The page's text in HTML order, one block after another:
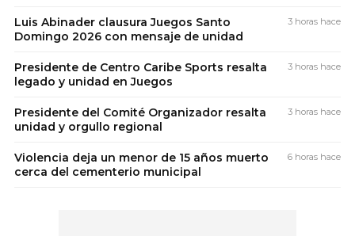
Luis Abinader clausura Juegos Santo
Domingo 2026 con mensaje de unidad
3 horas hace
Presidente de Centro Caribe Sports resalta
legado y unidad en Juegos
3 horas hace
Presidente del Comité Organizador resalta
unidad y orgullo regional
3 horas hace
Violencia deja un menor de 15 años muerto
cerca del cementerio municipal
6 horas hace